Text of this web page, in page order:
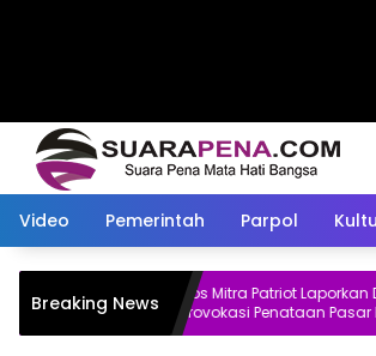
Video Pemerintah Parpol
Breaking NewsBos Mitra Patriot Laporkan
Provokasi Penataan Pasar Baru
Polisi